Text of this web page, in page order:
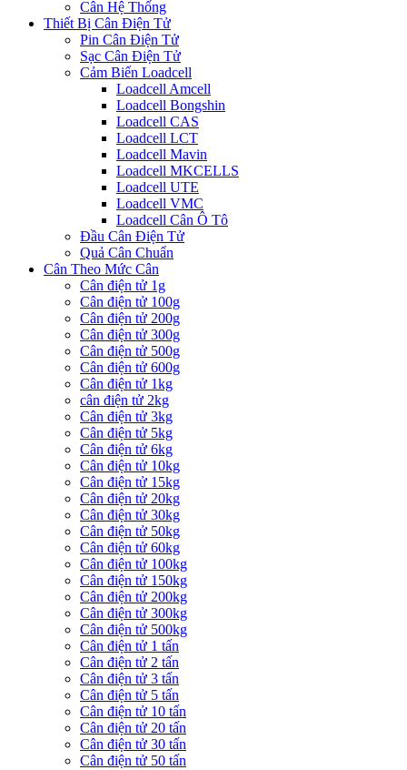
Cân Hệ Thống
Thiết Bị Cân Điện Tử
Pin Cân Điện Tử
Sạc Cân Điện Tử
Cảm Biến Loadcell
Loadcell Amcell
Loadcell Bongshin
Loadcell CAS
Loadcell LCT
Loadcell Mavin
Loadcell MKCELLS
Loadcell UTE
Loadcell VMC
Loadcell Cân Ô Tô
Đầu Cân Điện Tử
Quả Cân Chuẩn
Cân Theo Mức Cân
Cân điện tử 1g
Cân điện tử 100g
Cân điện tử 200g
Cân điện tử 300g
Cân điện tử 500g
Cân điện tử 600g
Cân điện tử 1kg
cân điện tử 2kg
Cân điện tử 3kg
Cân điện tử 5kg
Cân điện tử 6kg
Cân điện tử 10kg
Cân điện tử 15kg
Cân điện tử 20kg
Cân điện tử 30kg
Cân điện tử 50kg
Cân điện tử 60kg
Cân điện tử 100kg
Cân điện tử 150kg
Cân điện tử 200kg
Cân điện tử 300kg
Cân điện tử 500kg
Cân điện tử 1 tấn
Cân điện tử 2 tấn
Cân điện tử 3 tấn
Cân điện tử 5 tấn
Cân điện tử 10 tấn
Cân điện tử 20 tấn
Cân điện tử 30 tấn
Cân điện tử 50 tấn